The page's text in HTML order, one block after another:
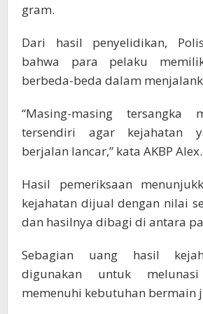
gram.
Dari hasil penyelidikan,
bahwa para pelaku
berbeda-beda dalam
“Masing-masing tersangka
tersendiri agar kejahatan
berjalan lancar,” kata AKBP Alex.
Hasil pemeriksaan
kejahatan dijual dengan nilai
dan hasilnya dibagi di antara
Sebagian uang hasil
digunakan untuk
memenuhi kebutuhan bermain